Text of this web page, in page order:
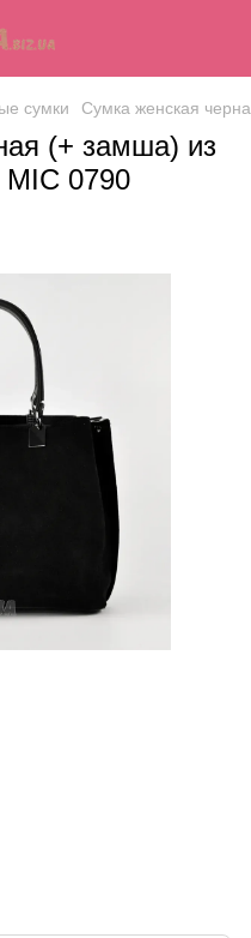
сумки Сумка женская
(+ замша) из
МІС 0790